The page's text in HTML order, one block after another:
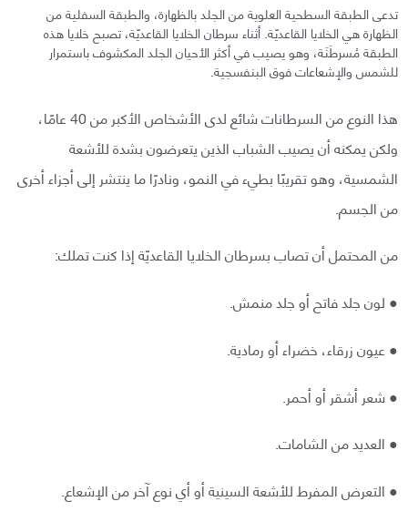
تدعى الطبقة السطحية العلوية من الجلد بالظهارة، والطبقة السفلية من
الظهارة هي الخلايا القاعديّة. أثناء سرطان الخلايا القاعديّة، تصبح خلايا هذه
الطبقة مُسرطَنَة، وهو يصيب في أكثر الأحيان الجلد المكشوف باستمرار
للشمس والإشعاعات فوق البنفسجية.
هذا النوع من السرطانات شائع لدى الأشخاص الأكبر من 40 عامًا،
ولكن يمكنه أن يصيب الشباب الذين يتعرضون بشدة للأشعة
الشمسية، وهو تقريبًا بطيء في النمو، ونادرًا ما ينتشر إلى أجزاء أخرى
من الجسم.
من المحتمل أن تصاب بسرطان الخلايا القاعديّة إذا كنت تملك:
● لون جلد فاتح أو جلد منمش.
● عيون زرقاء، خضراء أو رمادية.
● شعر أشقر أو أحمر.
● العديد من الشامات.
● التعرض المفرط للأشعة السينية أو أي نوع آخر من الإشعاع.